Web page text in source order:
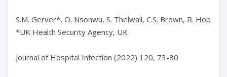
S.M. Gerver*, O. Nsonwu, S. Thelwall, C.S. Brown, R. Hope
*UK Health Security Agency, UK
Journal of Hospital Infection (2022) 120, 73-80